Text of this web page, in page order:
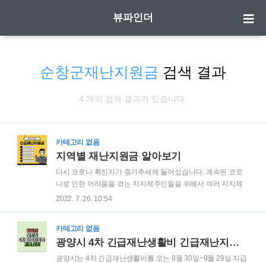
뷰파인더
순창군재난지원금 검색 결과
4 개의 검색 결과가 있습니다.
카테고리 없음
지역별 재난지원금 알아보기
다시 코로나 확진자가 증가추세에 들어섰습니다. 계속된 코로
나로 인한 어려움을 겪는 지자체주민들을 위해서 여러 지자체
에서 재난지원금 지급을 결정하고, 지급을 진행하고 있는데, 현
급 ​ ✔ 경산시 재난지원금 20만원 지급 ​ ✔ 과천시 재난지원금
10만원 지급 ​ ✔ 순창군 재난지원금 50만원 지급 ​ ✔ 장흥군 재
난지원금 20만원 지급 ​ ✔ 광양시 재난지원금 100만원 지급
2022. 7. 26. 10:54
카테고리 없음
광양시 4차 긴급재난생활비 긴급재난지원금 지급 금액 시기 신청 방법
광양시는 4차 긴급재난생활비를 오는 8월 30일~9월 29일 지급